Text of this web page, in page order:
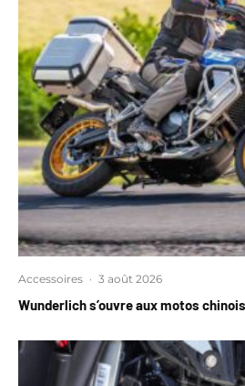
Accessoires · 3 août 2026
Wunderlich s’ouvre aux motos